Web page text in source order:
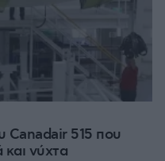
Canadair 515 που
και νύχτα